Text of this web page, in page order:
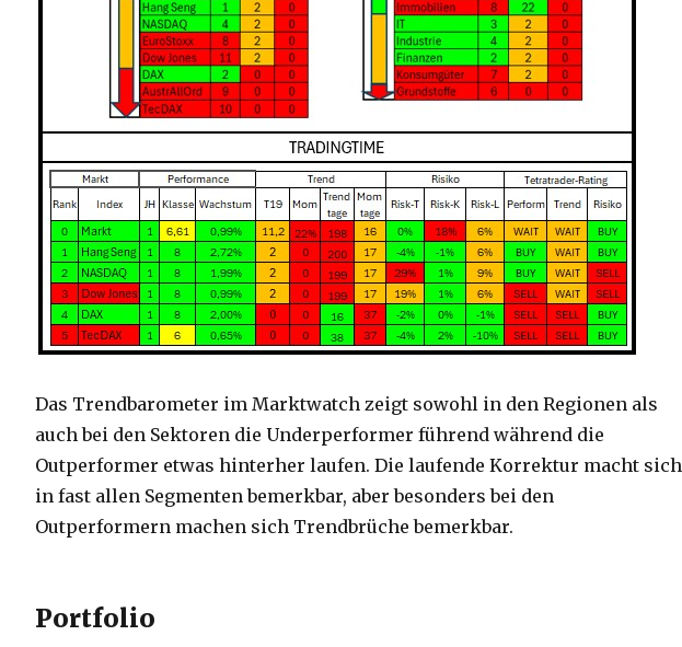
Das Trendbarometer im Marktwatch zeigt sowohl in den Regionen als
auch bei den Sektoren die Underperformer führend während die
Outperformer etwas hinterher laufen. Die laufende Korrektur macht sich
in fast allen Segmenten bemerkbar, aber besonders bei den
Outperformern machen sich Trendbrüche bemerkbar.
Portfolio